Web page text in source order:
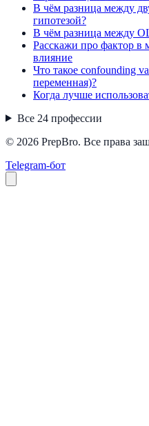
В чём разница между
гипотезой?
В чём разница между
Расскажи про фактор в
влияние
Что такое confounding
переменная)?
Когда лучше
Все 24 профессии
© 2026 PrepBro. Все права
Telegram-бот